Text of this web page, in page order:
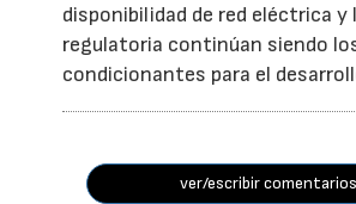
disponibilidad de red eléctrica y
regulatoria continúan siendo
condicionantes para el
ver/escribir comentarios